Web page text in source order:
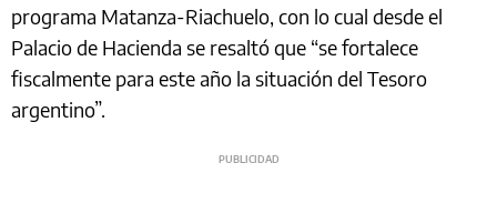
programa Matanza-Riachuelo, con lo cual desde el
Palacio de Hacienda se resaltó que “se fortalece
fiscalmente para este año la situación del Tesoro
argentino”.